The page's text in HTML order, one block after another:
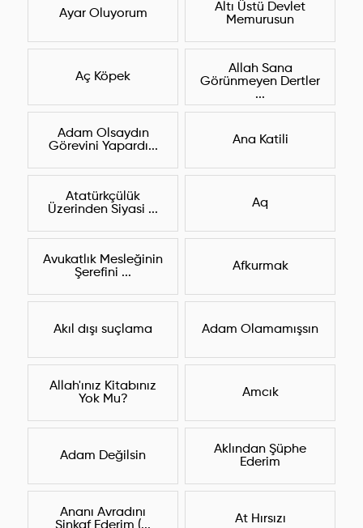
Ayar Oluyorum
Altı Üstü Devlet
Memurusun
Aç Köpek
Allah Sana
Görünmeyen Dertler
...
Adam Olsaydın
Görevini Yapardı...
Ana Katili
Atatürkçülük
Üzerinden Siyasi ...
Aq
Avukatlık Mesleğinin
Şerefini ...
Afkurmak
Akıl dışı suçlama Adam Olamamışsın
Allah'ınız Kitabınız
Yok Mu?
Amcık
Adam Değilsin
Aklından Şüphe
Ederim
Ananı Avradını
At Hırsızı